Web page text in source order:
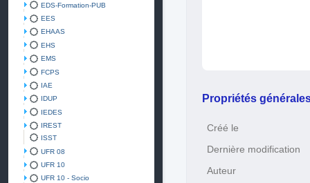
EDS-Formation-PUB
EES
EHAAS
EHS
EMS
FCPS
IAE
IDUP
IEDES
IREST
ISST
UFR 08
UFR 10
UFR 10 - Socio
Propriétés
Créé le
Dernière modification
Auteur